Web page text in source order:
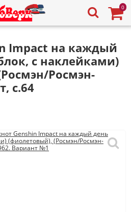
0
Impact на каждый
с наклейками)
Росмэн-
c.64